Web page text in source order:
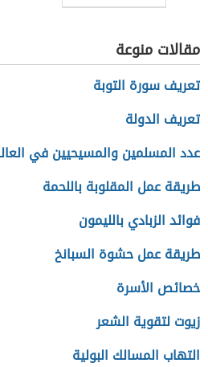
فيديو
مقالات منوعة
تعريف سورة التوبة
تعريف الدولة
عدد المسلمين والمسيحيين في
طريقة عمل المقلوبة باللحمة
فوائد الزبادي بالليمون
طريقة عمل حشوة السبانخ
خصائص الأسرة
زيوت لتقوية الشعر
التهاب المسالك البولية